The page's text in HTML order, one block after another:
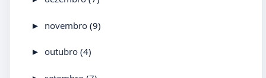
► novembro (9)
► outubro (4)